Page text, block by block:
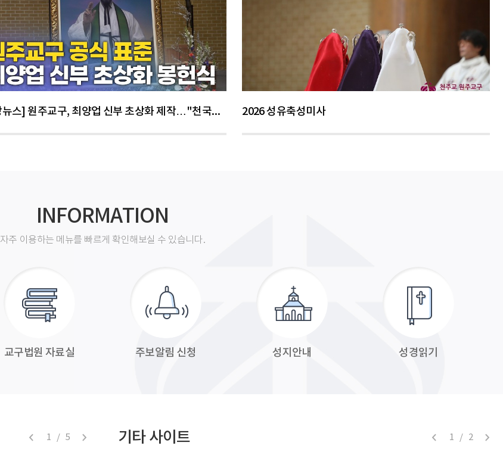
[영상뉴스] 원주교구, 최양업 신부 초상화 제작…"천국에서 만나면 확인해보세요" 2026 성유축성미사
INFORMATION
자주 이용하는 메뉴를 빠르게 확인해보실 수 있습니다.
교구법원 자료실 주보알림 신청 성지안내 성경읽기
1 / 5 기타 사이트 1 / 2